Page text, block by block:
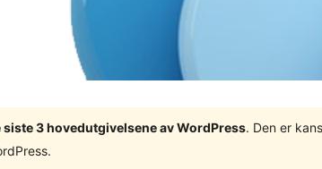
3 hovedutgivelsene av WordPress. Den er